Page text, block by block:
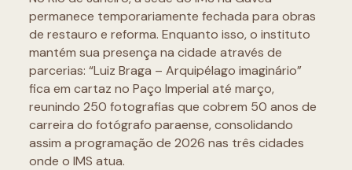
permanece temporariamente fechada para obras
de restauro e reforma. Enquanto isso, o instituto
mantém sua presença na cidade através de
parcerias: “Luiz Braga – Arquipélago imaginário”
fica em cartaz no Paço Imperial até março,
reunindo 250 fotografias que cobrem 50 anos de
carreira do fotógrafo paraense, consolidando
assim a programação de 2026 nas três cidades
onde o IMS atua.